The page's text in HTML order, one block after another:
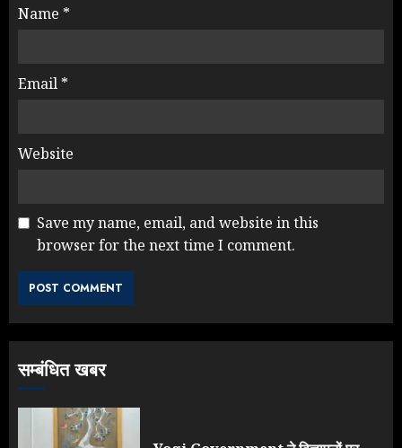
Name *
Email *
Website
Save my name, email, and website in this
browser for the next time I comment.
सम्बंधित खबर
NEET महाघोटाले पर Rahul Gandhi